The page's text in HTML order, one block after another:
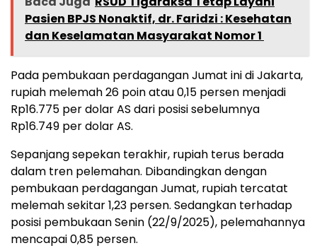
Pasien BPJS Nonaktif, dr. Faridzi : Kesehatan
dan Keselamatan Masyarakat Nomor 1 ‎
Pada pembukaan perdagangan Jumat ini di Jakarta,
rupiah melemah 26 poin atau 0,15 persen menjadi
Rp16.775 per dolar AS dari posisi sebelumnya
Rp16.749 per dolar AS.
Sepanjang sepekan terakhir, rupiah terus berada
dalam tren pelemahan. Dibandingkan dengan
pembukaan perdagangan Jumat, rupiah tercatat
melemah sekitar 1,23 persen. Sedangkan terhadap
posisi pembukaan Senin (22/9/2025), pelemahannya
mencapai 0,85 persen.